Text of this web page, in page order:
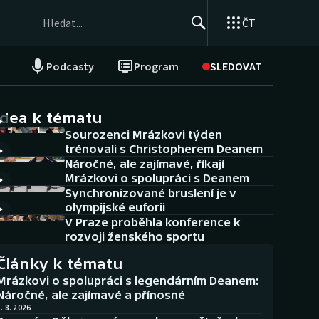
ČT
Podcasty Program SLEDOVAT
NEPŘEHLÉDNĚTE
Historické návraty
Aplikace ČT sport
AZ kvíz
k tématu
Sourozenci Mrázkovi týden
trénovali s Christopherem Deanem
Náročné, ale zajímavé, říkají
Mrázkovi o spolupráci s Deanem
Synchronizované bruslení je v
olympijské euforii
V Praze proběhla konference k
rozvoji ženského sportu
k tématu
o spolupráci s legendárním Deanem:
ale zajímavé a přínosné
8. 2026